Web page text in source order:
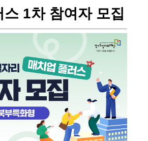
스 1차 참여자 모집